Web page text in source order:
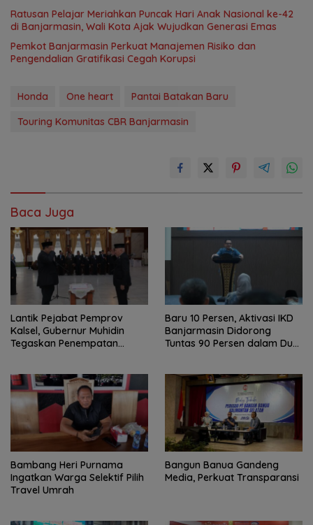
Ratusan Pelajar Meriahkan Puncak Hari Anak Nasional ke-42
di Banjarmasin, Wali Kota Ajak Wujudkan Generasi Emas
Pemkot Banjarmasin Perkuat Manajemen Risiko dan
Pengendalian Gratifikasi Cegah Korupsi
Honda One heart
Pantai Batakan Baru
Touring Komunitas CBR Banjarmasin
Baca Juga
Lantik Pejabat Pemprov
Kalsel, Gubernur Muhidin
Tegaskan Penempatan
Baru 10 Persen, Aktivasi IKD
Banjarmasin Didorong
Tuntas 90 Persen dalam Dua
Bambang Heri Purnama
Ingatkan Warga Selektif Pilih
Travel Umrah
Bangun Banua Gandeng
Media, Perkuat Transparansi